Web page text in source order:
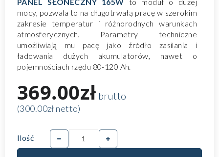
mocy, pozwala to na długotrwałą pracę w szerokim
zakresie temperatur i różnorodnych warunkach
atmosferycznych. Parametry techniczne
umożliwiają mu pacę jako źródło zasilania i
ładowania dużych akumulatorów, nawet o
pojemnościach rzędu 80-120 Ah.
369.00złbrutto
(300.00zł netto)
Ilość